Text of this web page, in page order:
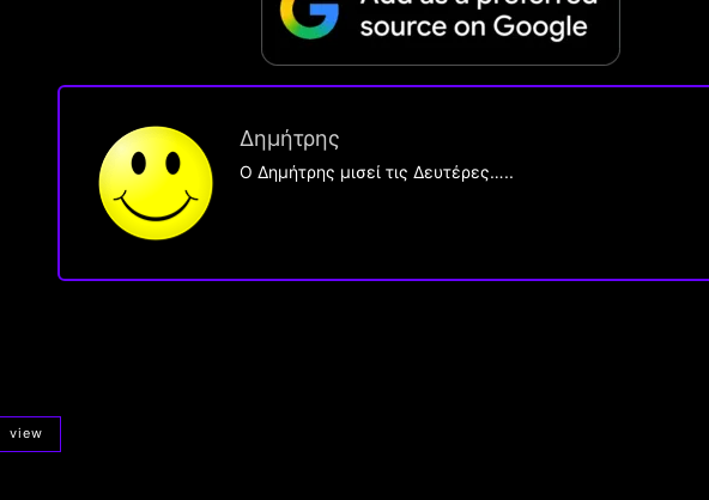
Δημήτρης
O Δημήτρης μισεί τις Δευτέρες…..
view